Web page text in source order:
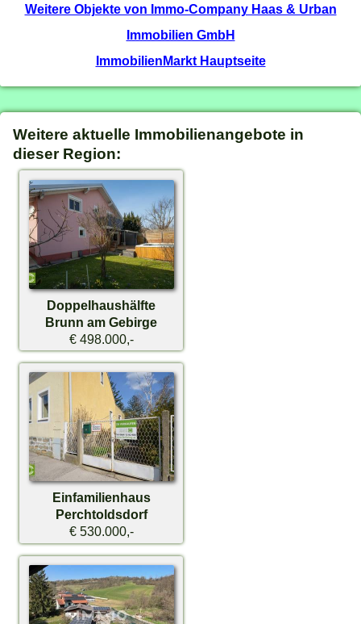
Weitere Objekte von Immo-Company Haas & Urban
Immobilien GmbH
ImmobilienMarkt Hauptseite
Weitere aktuelle Immobilienangebote in
dieser Region:
Doppelhaushälfte
Brunn am Gebirge
€ 498.000,-
Einfamilienhaus
Perchtoldsdorf
€ 530.000,-